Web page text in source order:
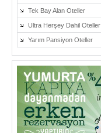
Tek Bay Alan Oteller
Ultra Herşey Dahil Oteller
Yarım Pansiyon Oteller